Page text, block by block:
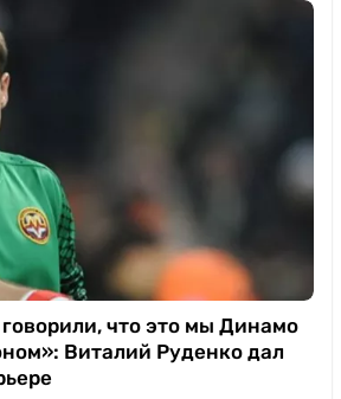
что это мы Динамо
Виталий Руденко дал